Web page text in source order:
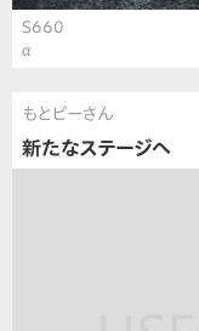
S660
α
もとビーさん
新たなステージへ